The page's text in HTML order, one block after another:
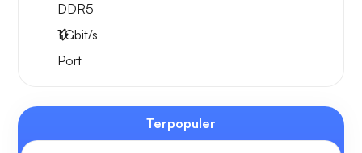
DDR5
1Gbit/s
Port
Terpopuler